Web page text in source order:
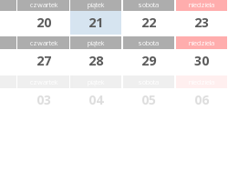
czwartek
20
piątek
21
sobota
22
niedziela
23
czwartek
27
piątek
28
sobota
29
niedziela
30
03 04 05 06